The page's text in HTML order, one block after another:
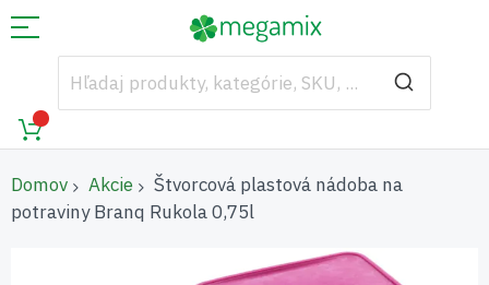
Domov Akcie
Štvorcová plastová nádoba na
potraviny Branq Rukola 0,75l